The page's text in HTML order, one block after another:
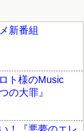
新番組
ト様のMusic
の大罪』